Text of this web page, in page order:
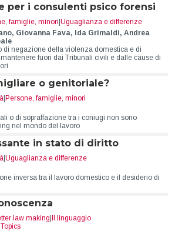
per i consulenti psico forensi
famiglie, minori|Uguaglianza e differenze
Giovanna Fava, Ida Grimaldi, Andrea
di negazione della violenza domestica e di
fuori dai Tribunali civili e dalle cause di
o genitoriale?
|Persone, famiglie, minori
o di sopraffazione tra i coniugi non sono
nel mondo del lavoro
in stato di diritto
|Uguaglianza e differenze
inversa tra il lavoro domestico e il desiderio di
law making|Il linguaggio
Topics